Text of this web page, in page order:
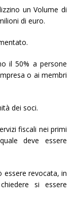
un Volume di
di euro.
il 50% a persone
o ai membri
dei soci.
fiscali nei primi
deve essere
essere revocata, in
si essere